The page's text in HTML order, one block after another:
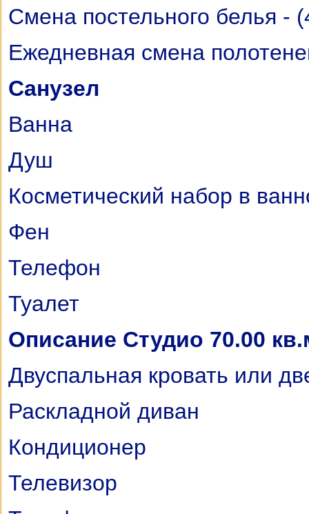
Cмена постельного белья -
Ежедневная смена
Санузел
Ванна
Душ
Косметический набор в
Фен
Телефон
Туалет
Описание Студио 70.00
Двуспальная кровать или
Раскладной диван
Кондиционер
Телевизор